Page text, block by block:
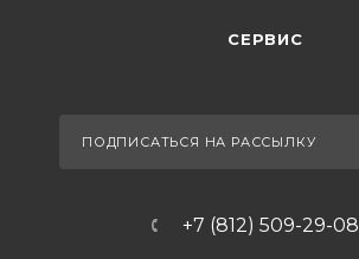
СЕРВИС
ПОДПИСАТЬСЯ НА РАССЫЛКУ
+7 (812) 509-29-08